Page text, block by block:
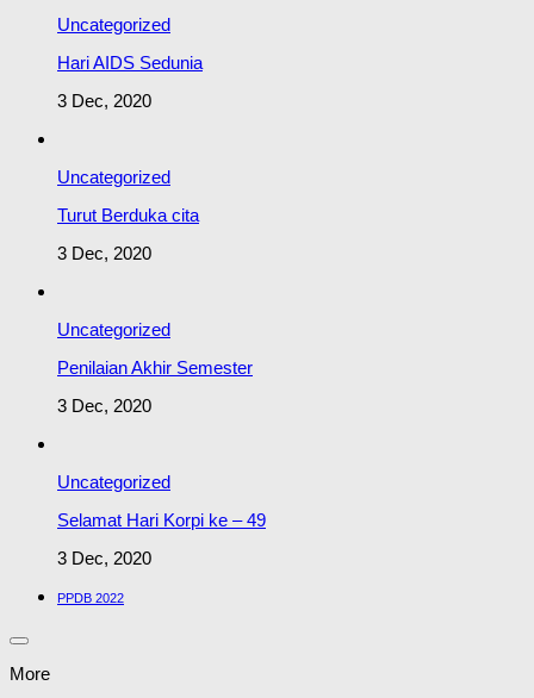
Uncategorized
Hari AIDS Sedunia
3 Dec, 2020
Uncategorized
Turut Berduka cita
3 Dec, 2020
Uncategorized
Penilaian Akhir Semester
3 Dec, 2020
Uncategorized
Selamat Hari Korpi ke – 49
3 Dec, 2020
PPDB 2022
More